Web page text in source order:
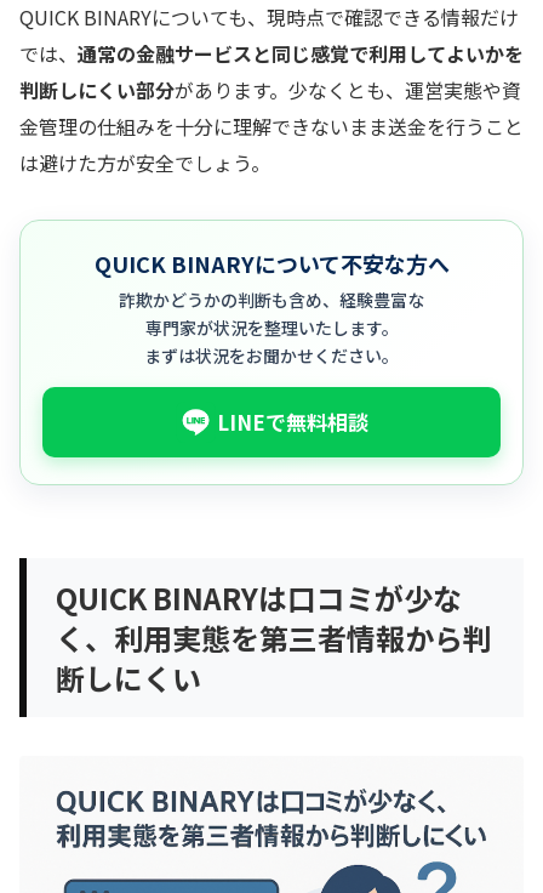
QUICK BINARYについても、現時点で確認できる情報だけ
では、 通常の金融サービスと同じ感覚で利用してよいかを
判断しにくい部分があります。少なくとも、運営実態や資
金管理の仕組みを十分に理解できないまま送金を行うこと
は避けた方が安全でしょう。
QUICK BINARYについて不安な方へ
詐欺かどうかの判断も含め、経験豊富な
専門家が状況を整理いたします。
まずは状況をお聞かせください。
LINEで無料相談
QUICK BINARYは口コミが少な
く、利用実態を第三者情報から判
断しにくい